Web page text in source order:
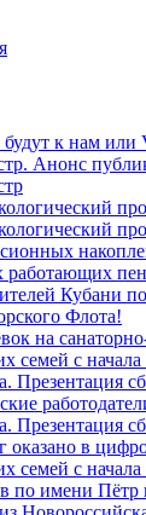
будут к нам
Анонс
работающих
Кубани
Флота!
на
семей с
Презентация
Презентация
оказано в
семей с
по имени Пётр